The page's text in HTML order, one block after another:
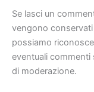
Se lasci un
vengono
possiamo
eventuali commenti
di moderazione.